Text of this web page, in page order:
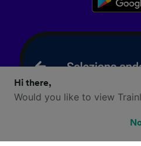
Hi there,
Would you like to view